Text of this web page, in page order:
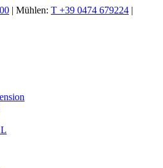
| Mühlen: T +39 0474 679224 |